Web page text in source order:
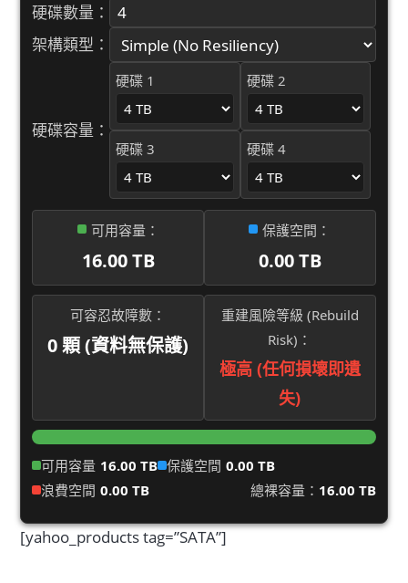
硬碟數量：
架構類型：
硬碟容量：
硬碟 1 硬碟 2
硬碟 3 硬碟 4
可用容量：
16.00 TB
保護空間：
0.00 TB
可容忍故障數：
0 顆 (資料無保護)
重建風險等級 (Rebuild
Risk)：
極高 (任何損壞即遺
失)
可用容量 16.00 TB 保護空間 0.00 TB
浪費空間 0.00 TB 總裸容量： 16.00 TB
[yahoo_products tag=”SATA”]